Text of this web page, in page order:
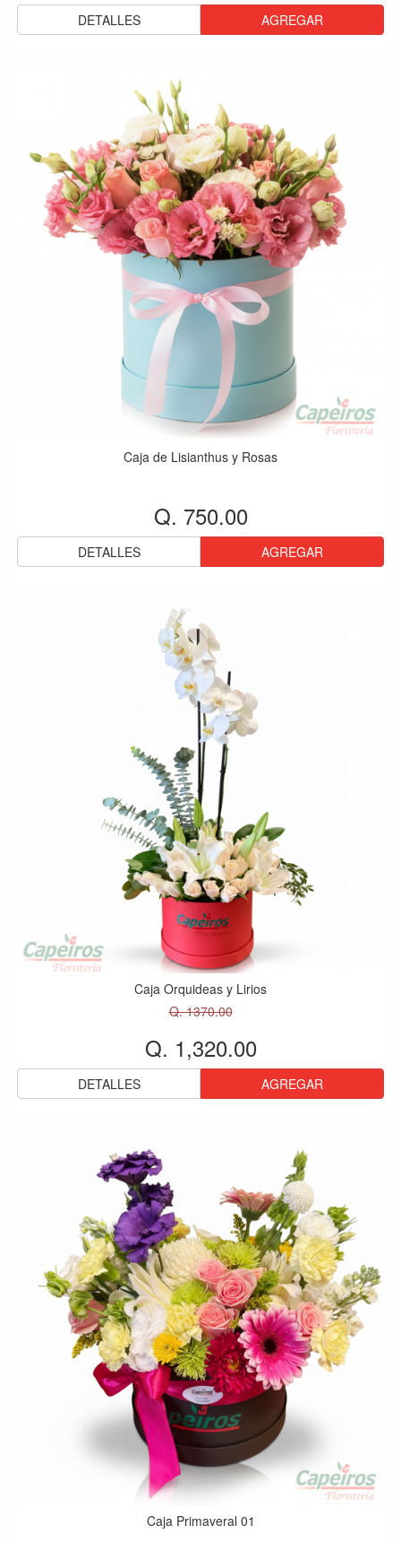
DETALLES AGREGAR
Caja de Lisianthus y Rosas
Q. 750.00
DETALLES AGREGAR
Caja Orquideas y Lirios
Q. 1370.00
Q. 1,320.00
DETALLES AGREGAR
Caja Primaveral 01